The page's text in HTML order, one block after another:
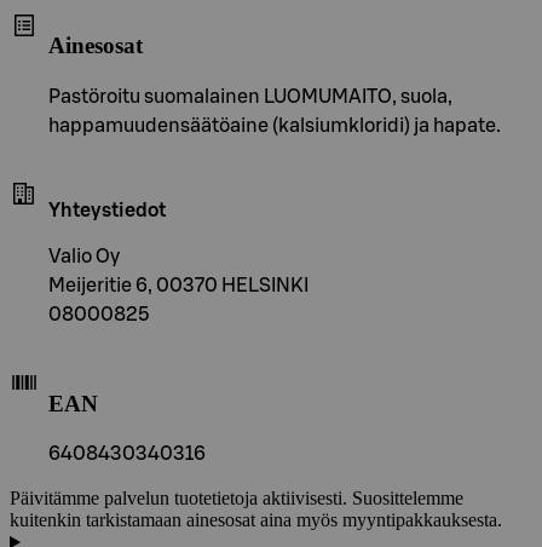
Ainesosat
Pastöroitu suomalainen LUOMUMAITO, suola,
happamuudensäätöaine (kalsiumkloridi) ja hapate.
Yhteystiedot
Valio Oy
Meijeritie 6, 00370 HELSINKI
08000825
EAN
6408430340316
Päivitämme palvelun tuotetietoja aktiivisesti. Suosittelemme
kuitenkin tarkistamaan ainesosat aina myös myyntipakkauksesta.